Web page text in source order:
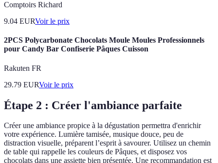
Comptoirs Richard
9.04 EURVoir le prix
2PCS Polycarbonate Chocolats Moule Moules Professionnels
pour Candy Bar Confiserie Pâques Cuisson
Rakuten FR
29.79 EURVoir le prix
Étape 2 : Créer l'ambiance parfaite
Créer une ambiance propice à la dégustation permettra d'enrichir
votre expérience. Lumière tamisée, musique douce, peu de
distraction visuelle, préparent l’esprit à savourer. Utilisez un chemin
de table qui rappelle les couleurs de Pâques, et disposez vos
chocolats dans une assiette bien présentée. Une recommandation est